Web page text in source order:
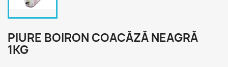
PIURE BOIRON COACĂZĂ NEAGRĂ
1KG